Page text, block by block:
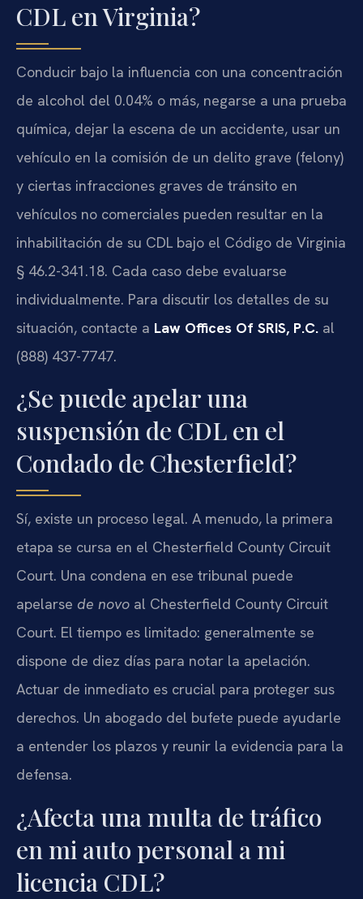
CDL en Virginia?
Conducir bajo la influencia con una concentración
de alcohol del 0.04% o más, negarse a una prueba
química, dejar la escena de un accidente, usar un
vehículo en la comisión de un delito grave (felony)
y ciertas infracciones graves de tránsito en
vehículos no comerciales pueden resultar en la
inhabilitación de su CDL bajo el Código de Virginia
§ 46.2-341.18. Cada caso debe evaluarse
individualmente. Para discutir los detalles de su
situación, contacte a Law Offices Of SRIS, P.C. al
(888) 437-7747.
¿Se puede apelar una
suspensión de CDL en el
Condado de Chesterfield?
Sí, existe un proceso legal. A menudo, la primera
etapa se cursa en el Chesterfield County Circuit
Court. Una condena en ese tribunal puede
apelarse de novo al Chesterfield County Circuit
Court. El tiempo es limitado: generalmente se
dispone de diez días para notar la apelación.
Actuar de inmediato es crucial para proteger sus
derechos. Un abogado del bufete puede ayudarle
a entender los plazos y reunir la evidencia para la
defensa.
¿Afecta una multa de tráfico
en mi auto personal a mi
licencia CDL?